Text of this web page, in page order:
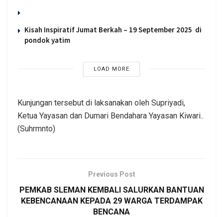
Kisah Inspiratif Jumat Berkah – 19 September 2025 di
pondok yatim
LOAD MORE
Kunjungan tersebut di laksanakan oleh Supriyadi,
Ketua Yayasan dan Dumari Bendahara Yayasan Kiwari..
(Suhrmnto)
Previous Post
PEMKAB SLEMAN KEMBALI SALURKAN BANTUAN
KEBENCANAAN KEPADA 29 WARGA TERDAMPAK
BENCANA